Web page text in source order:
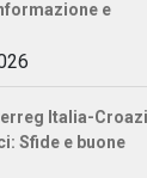
e
Italia-
Sfide e buone